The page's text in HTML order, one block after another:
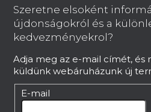
Szeretne elsoként
újdonságokról és a
kedvezményekrol?
Adja meg az e-mail címét, és
küldünk webáruházunk új
E-mail